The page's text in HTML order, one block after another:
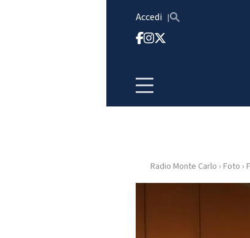
Accedi
HOMERadio Monte Carlo › Foto ›